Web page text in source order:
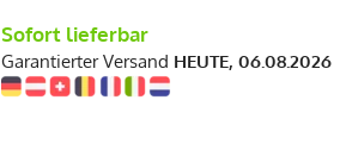
Sofort lieferbar
Garantierter Versand HEUTE, 06.08.2026